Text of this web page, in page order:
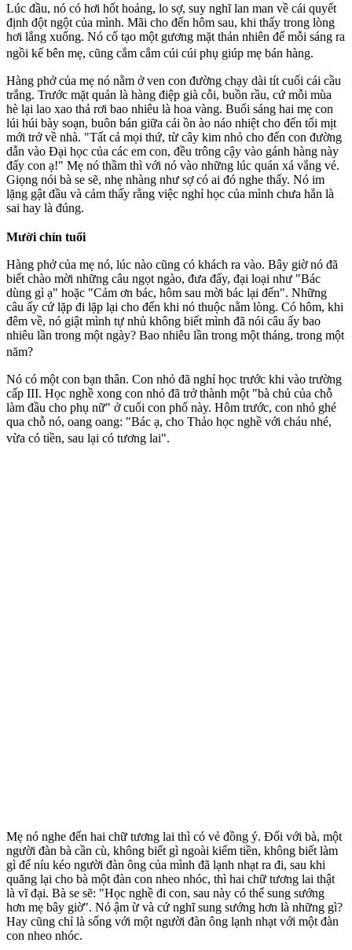
Lúc đầu, nó có hơi hốt hoảng, lo sợ, suy nghĩ lan man về cái quyết
định đột ngột của mình. Mãi cho đến hôm sau, khi thấy trong lòng
hơi lắng xuống. Nó cố tạo một gương mặt thản nhiên để mỗi sáng ra
ngồi kế bên mẹ, cũng cắm cắm cúi cúi phụ giúp mẹ bán hàng.
Hàng phở của mẹ nó nằm ở ven con đường chạy dài tít cuối cái cầu
trắng. Trước mặt quán là hàng điệp già cỗi, buồn rầu, cứ mỗi mùa
hè lại lao xao thả rơi bao nhiêu là hoa vàng. Buổi sáng hai mẹ con
lúi húi bày soạn, buôn bán giữa cái ồn ào náo nhiệt cho đến tối mịt
mới trở về nhà. "Tất cả mọi thứ, từ cây kim nhỏ cho đến con đường
dẫn vào Ðại học của các em con, đều trông cậy vào gánh hàng này
đấy con ạ!" Mẹ nó thầm thì với nó vào những lúc quán xá vắng vẻ.
Giọng nói bà se sẽ, nhẹ nhàng như sợ có ai đó nghe thấy. Nó im
lặng gật đầu và cảm thấy rằng việc nghỉ học của mình chưa hẳn là
sai hay là đúng.
Mười chín tuổi
Hàng phở của mẹ nó, lúc nào cũng có khách ra vào. Bây giờ nó đã
biết chào mời những câu ngọt ngào, đưa đẩy, đại loại như "Bác
dùng gì ạ" hoặc "Cảm ơn bác, hôm sau mời bác lại đến". Những
câu ấy cứ lặp đi lặp lại cho đến khi nó thuộc nằm lòng. Có hôm, khi
đêm về, nó giật mình tự nhủ không biết mình đã nói câu ấy bao
nhiêu lần trong một ngày? Bao nhiêu lần trong một tháng, trong một
năm?
Nó có một con bạn thân. Con nhỏ đã nghỉ học trước khi vào trường
cấp III. Học nghề xong con nhỏ đã trở thành một "bà chủ của chỗ
làm đầu cho phụ nữ" ở cuối con phố này. Hôm trước, con nhỏ ghé
qua chỗ nó, oang oang: "Bác ạ, cho Thảo học nghề với cháu nhé,
vừa có tiền, sau lại có tương lai".
Mẹ nó nghe đến hai chữ tương lai thì có vẻ đồng ý. Ðối với bà, một
người đàn bà cần cù, không biết gì ngoài kiếm tiền, không biết làm
gì để níu kéo người đàn ông của mình đã lạnh nhạt ra đi, sau khi
quăng lại cho bà một đàn con nheo nhóc, thì hai chữ tương lai thật
là vĩ đại. Bà se sẽ: "Học nghề đi con, sau này có thể sung sướng
hơn mẹ bây giờ". Nó ậm ừ và cứ nghĩ sung sướng hơn là những gì?
Hay cũng chỉ là sống với một người đàn ông lạnh nhạt với một đàn
con nheo nhóc.